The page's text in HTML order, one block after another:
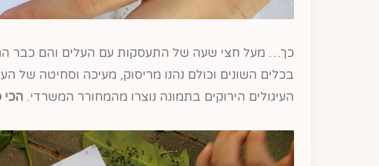
כך… מעל חצי שעה של התעסקות עם העלים והם כבר
בכלים השונים וכולם נהנו מריסוק, מעיכה וסחיטה של
העיגולים הירוקים בתמונה נוצרו מהמחורר המשרדי.